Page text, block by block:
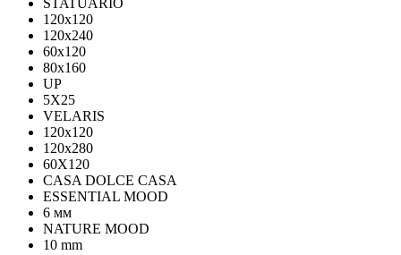
STATUARIO
120x120
120x240
60x120
80x160
UP
5Х25
VELARIS
120х120
120х280
60X120
CASA DOLCE CASA
ESSENTIAL MOOD
6 мм
NATURE MOOD
10 mm